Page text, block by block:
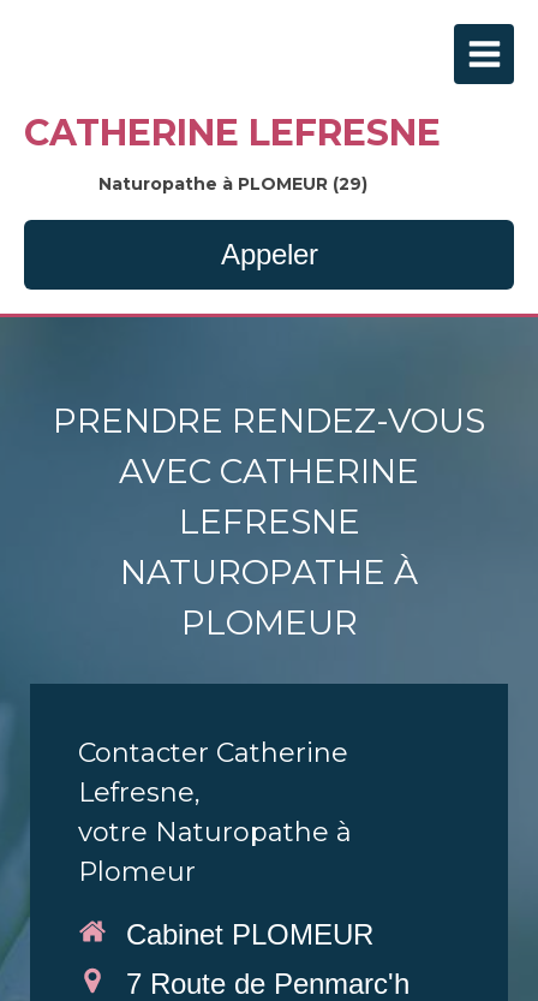
CATHERINE LEFRESNE
Naturopathe à PLOMEUR (29)
Appeler
PRENDRE RENDEZ-VOUS
AVEC CATHERINE
LEFRESNE
NATUROPATHE À
PLOMEUR
Contacter Catherine
Lefresne,
votre Naturopathe à
Plomeur
Cabinet PLOMEUR
7 Route de Penmarc'h